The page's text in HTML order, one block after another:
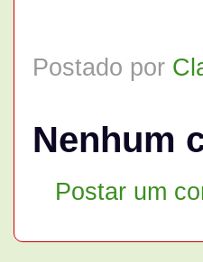
Postado por
Nenhum
Postar um